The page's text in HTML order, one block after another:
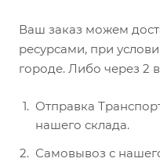
Ваш заказ можем
ресурсами, при
городе. Либо через 2
Отправка
нашего склада.
Самовывоз с